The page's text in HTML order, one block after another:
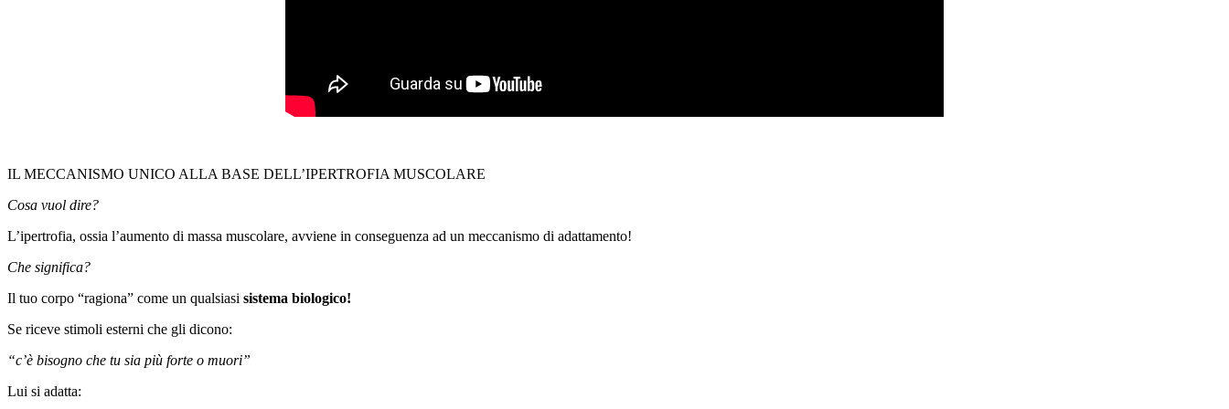
IL MECCANISMO UNICO ALLA BASE DELL’IPERTROFIA MUSCOLARE
Cosa vuol dire?
L’ipertrofia, ossia l’aumento di massa muscolare, avviene in conseguenza ad un meccanismo di adattamento!
Che significa?
Il tuo corpo “ragiona” come un qualsiasi sistema biologico!
Se riceve stimoli esterni che gli dicono:
“c’è bisogno che tu sia più forte o muori”
Lui si adatta: